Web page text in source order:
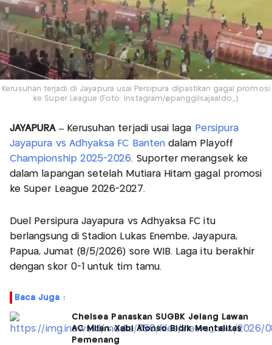
Kerusuhan terjadi di Jayapura usai Persipura dipastikan gagal promosi
ke Super League (Foto: Instagram/@panggilsajaaldo_)
JAYAPURA –Kerusuhan terjadi usai laga Persipura
Jayapura vs Adhyaksa FC Bantendalam Playoff
Championship 2025-2026. Suporter merangsek ke
dalam lapangan setelah Mutiara Hitam gagal promosi
ke Super League 2026-2027.
Duel Persipura Jayapura vs Adhyaksa FC itu
berlangsung di Stadion Lukas Enembe, Jayapura,
Papua, Jumat (8/5/2026) sore WIB. Laga itu berakhir
dengan skor 0-1 untuk tim tamu.
Baca Juga :
Chelsea Panaskan SUGBK Jelang Lawan
AC Milan, Xabi Alonso Bidik Mentalitas
Pemenang